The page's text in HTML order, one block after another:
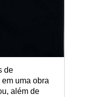
de
uma obra
além de